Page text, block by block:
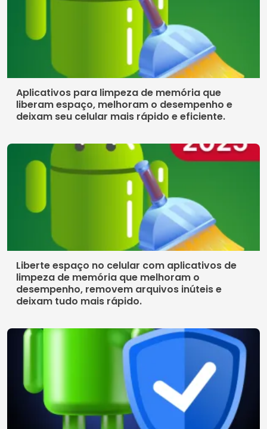
Aplicativos para limpeza de memória que
liberam espaço, melhoram o desempenho e
deixam seu celular mais rápido e eficiente.
Liberte espaço no celular com aplicativos de
limpeza de memória que melhoram o
desempenho, removem arquivos inúteis e
deixam tudo mais rápido.